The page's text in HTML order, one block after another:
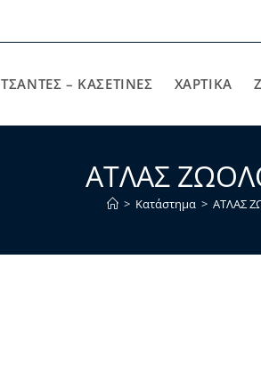
ΤΣΑΝΤΕΣ – ΚΑΣΕΤΙΝΕΣ ΧΑΡΤΙΚΆ
ΑΤΛΑΣ
> Κατάστημα > ΑΤΛΑΣ